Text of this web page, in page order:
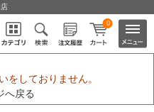
0
をしておりません。
へ戻る